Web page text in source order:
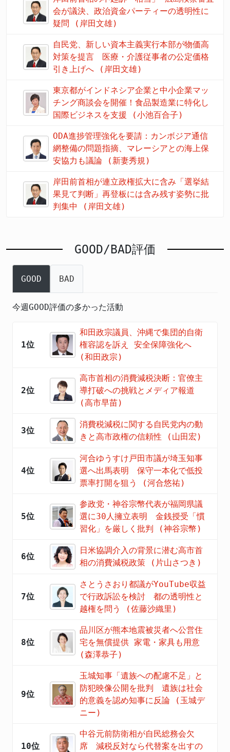
会が議決、政治資金パーティーの透明性に
疑問 (岸田文雄)
自民党、新しい資本主義実行本部が物価高
対策を提言 医療・介護従事者の公定価格
引き上げへ (岸田文雄)
東京都がインドネシア企業と中小企業マッ
チング商談会を開催！食品製造業に特化し
国際ビジネスを支援 (小池百合子)
ODA進捗管理強化を要請：カンボジア通信
網整備の問題指摘、マレーシアとの海上保
安協力も議論 (新妻秀規)
岸田前首相が連立政権拡大に含み「選挙結
果見て判断」再登板には含み残す姿勢に批
判集中 (岸田文雄)
GOOD/BAD評価
GOOD BAD
今週GOOD評価の多かった活動
1位
和田政宗議員、沖縄で集団的自衛
権容認を訴え 安全保障強化へ
(和田政宗)
2位
高市首相の消費減税決断：官僚主
導打破への挑戦とメディア報道
(高市早苗)
3位
消費税減税に関する自民党内の動
きと高市政権の信頼性 (山田宏)
4位
河合ゆうすけ戸田市議が埼玉知事
選へ出馬表明 保守一本化で低投
票率打開を狙う (河合悠祐)
5位
参政党・神谷宗幣代表が福岡県議
選に30人擁立表明 金銭授受「慣
習化」を厳しく批判 (神谷宗幣)
6位
日米協調介入の背景に潜む高市首
相の消費減税政策 (片山さつき)
7位
さとうさおり都議がYouTube収益
で行政訴訟を検討 都の透明性と
越権を問う (佐藤沙織里)
8位
品川区が熊本地震被災者へ公営住
宅を無償提供 家電・家具も用意
(森澤恭子)
9位
玉城知事「遺族への配慮不足」と
防犯映像公開を批判 遺族は社会
的意義を認め知事に反論 (玉城デ
ニー)
10位
中谷元前防衛相が自民総務会欠
席 減税反対なら代替案を出すの